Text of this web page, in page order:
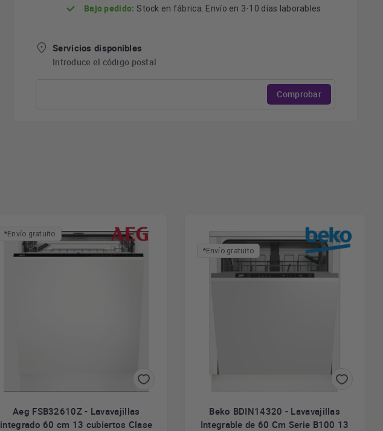
Bajo pedido: Stock en fábrica. Envío en 3-10 días laborables
Servicios disponibles
Introduce el código postal
Comprobar
*Envío gratuito
Aeg FSB32610Z - Lavavajillas
integrado 60 cm 13 cubiertos Clase
*Envío gratuito
Beko BDIN14320 - Lavavajillas
Integrable de 60 Cm Serie B100 13